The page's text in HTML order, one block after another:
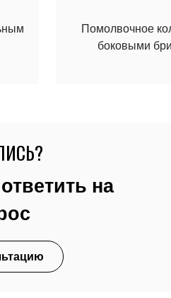
Помолвочное
боковыми
на